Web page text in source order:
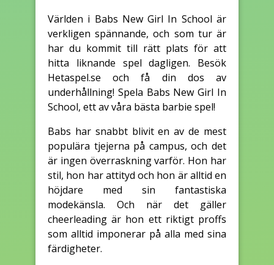
Världen i Babs New Girl In School är
verkligen spännande, och som tur är
har du kommit till rätt plats för att
hitta liknande spel dagligen. Besök
Hetaspel.se och få din dos av
underhållning! Spela Babs New Girl In
School, ett av våra bästa barbie spel!
Babs har snabbt blivit en av de mest
populära tjejerna på campus, och det
är ingen överraskning varför. Hon har
stil, hon har attityd och hon är alltid en
höjdare med sin fantastiska
modekänsla. Och när det gäller
cheerleading är hon ett riktigt proffs
som alltid imponerar på alla med sina
färdigheter.